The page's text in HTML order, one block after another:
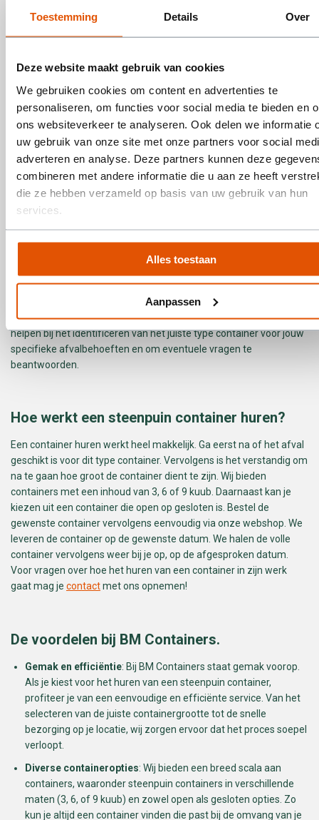
Toestemming Details Over
Deze website maakt gebruik van cookies
We gebruiken cookies om content en advertenties te
personaliseren, om functies voor social media te bieden en
ons websiteverkeer te analyseren. Ook delen we informatie
uw gebruik van onze site met onze partners voor social
adverteren en analyse. Deze partners kunnen deze
combineren met andere informatie die u aan ze heeft
die ze hebben verzameld op basis van uw gebruik van hun
services.
Alles toestaan
Aanpassen
dakpannen, tegels, betonblokken, stenen en puin. Hout,
container worden gestort. Het is belangrijk om alleen het
toegestane afval in de container te doen, omdat het anders
moeilijker is om het afval te recyclen en het kan leiden tot extra
kosten voor het verwijderen van ongewenste materialen.
Wat mag er niet in een steenpuin container?
cement, beton of steen groter dan 1 meter en astbest,
deze richtlijnen is van cruciaal belang om ervoor te zorgen dat het
steenpuin op een milieuvriendelijke en wettelijk conforme manier
wordt verwerkt. Ons toegewijde team staat altijd klaar om je te
helpen bij het identificeren van het juiste type container voor jouw
specifieke afvalbehoeften en om eventuele vragen te
beantwoorden.
Hoe werkt een steenpuin container huren?
Een container huren werkt heel makkelijk. Ga eerst na of het afval
geschikt is voor dit type container. Vervolgens is het verstandig om
na te gaan hoe groot de container dient te zijn. Wij bieden
containers met een inhoud van 3, 6 of 9 kuub. Daarnaast kan je
kiezen uit een container die open op gesloten is. Bestel de
gewenste container vervolgens eenvoudig via onze webshop. We
leveren de container op de gewenste datum. We halen de volle
container vervolgens weer bij je op, op de afgesproken datum.
Voor vragen over hoe het huren van een container in zijn werk
gaat mag je contactmet ons opnemen!
De voordelen bij BM Containers.
Gemak en efficiëntie: Bij BM Containers staat gemak voorop.
Als je kiest voor het huren van een steenpuin container,
profiteer je van een eenvoudige en efficiënte service. Van het
selecteren van de juiste containergrootte tot de snelle
bezorging op je locatie, wij zorgen ervoor dat het proces soepel
verloopt.
Diverse containeropties: Wij bieden een breed scala aan
containers, waaronder steenpuin containers in verschillende
maten (3, 6, of 9 kuub) en zowel open als gesloten opties. Zo
kun je altijd een container vinden die past bij de omvang van je